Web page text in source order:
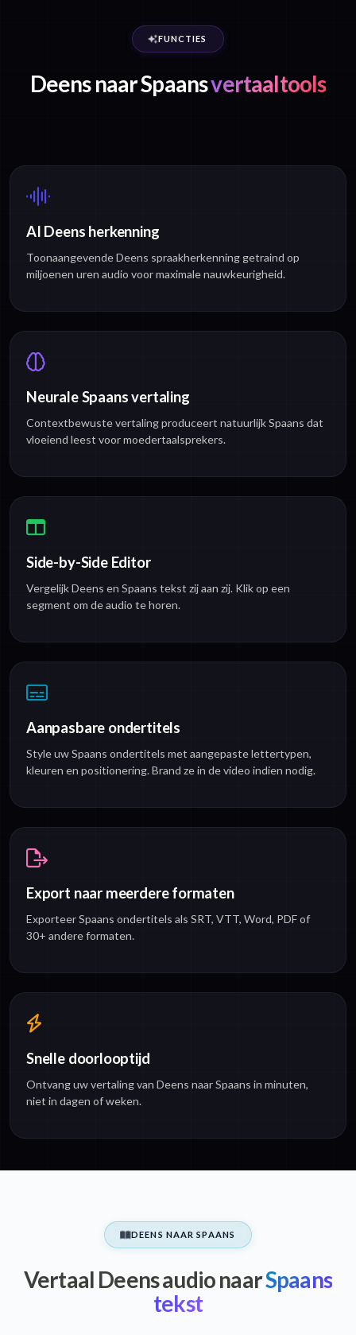
FUNCTIES
Deens naar Spaansvertaaltools
AI Deens herkenning
Toonaangevende Deens spraakherkenning getraind op
miljoenen uren audio voor maximale nauwkeurigheid.
Neurale Spaans vertaling
Contextbewuste vertaling produceert natuurlijk Spaans dat
vloeiend leest voor moedertaalsprekers.
Side-by-Side Editor
Vergelijk Deens en Spaans tekst zij aan zij. Klik op een
segment om de audio te horen.
Aanpasbare ondertitels
Style uw Spaans ondertitels met aangepaste lettertypen,
kleuren en positionering. Brand ze in de video indien nodig.
Export naar meerdere formaten
Exporteer Spaans ondertitels als SRT, VTT, Word, PDF of
30+ andere formaten.
Snelle doorlooptijd
Ontvang uw vertaling van Deens naar Spaans in minuten,
niet in dagen of weken.
DEENS NAAR SPAANS
Vertaal Deens audio naarSpaans
tekst